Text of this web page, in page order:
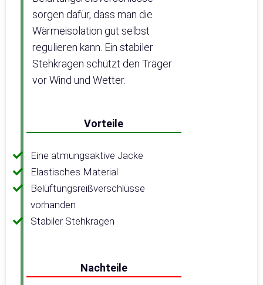
sorgen dafür, dass man die
Wärmeisolation gut selbst
regulieren kann. Ein stabiler
Stehkragen schützt den Träger
vor Wind und Wetter.
Vorteile
Eine atmungsaktive Jacke
Elastisches Material
Belüftungsreißverschlüsse
vorhanden
Stabiler Stehkragen
Nachteile